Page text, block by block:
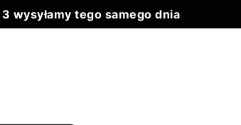
wysyłamy tego samego dnia